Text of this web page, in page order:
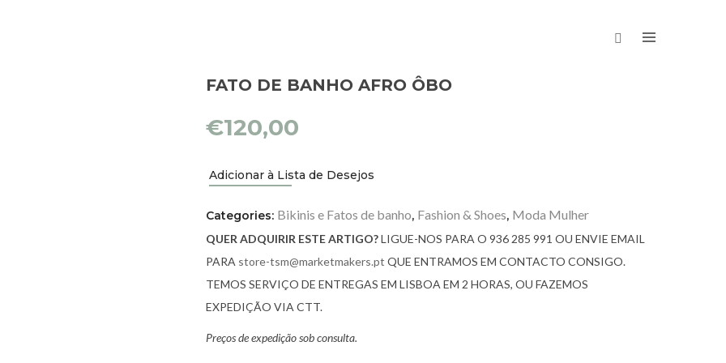
FATO DE BANHO AFRO ÔBO
€120,00
Adicionar à Lista de Desejos
Categories: Bikinis e Fatos de banho, Fashion & Shoes, Moda Mulher
QUER ADQUIRIR ESTE ARTIGO?LIGUE-NOS PARA O 936 285 991 OU ENVIE EMAIL
PARA store-tsm@marketmakers.pt QUE ENTRAMOS EM CONTACTO CONSIGO.
TEMOS SERVIÇO DE ENTREGAS EM LISBOA EM 2 HORAS, OU FAZEMOS
EXPEDIÇÃO VIA CTT.
Preços de expedição sob consulta.